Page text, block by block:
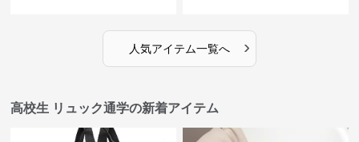
人気アイテム一覧へ ›
高校生 リュック通学の新着アイテム